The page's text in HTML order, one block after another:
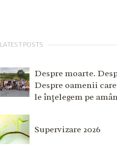
LATEST POSTS
Despre moarte.
Despre oamenii
le înțelegem pe
Supervizare 2026